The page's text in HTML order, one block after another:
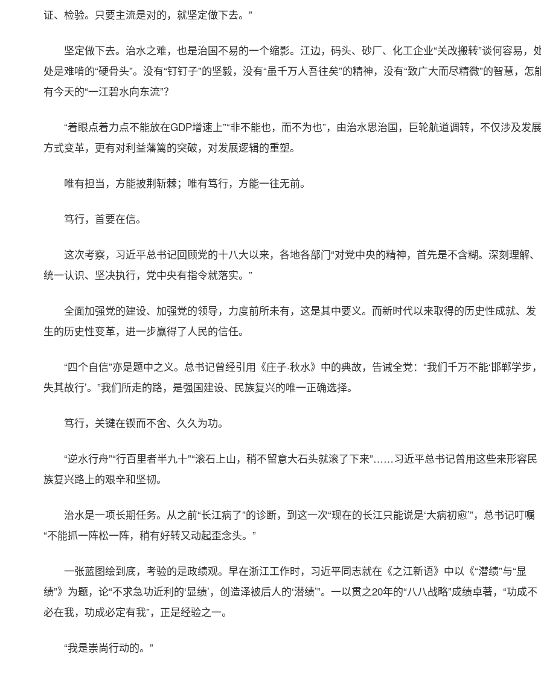
证、检验。只要主流是对的，就坚定做下去。”
坚定做下去。治水之难，也是治国不易的一个缩影。江边，码头、砂厂、化工企业“关改搬转”谈何容易，
处是难啃的“硬骨头”。没有“钉钉子”的坚毅，没有“虽千万人吾往矣”的精神，没有“致广大而尽精微”的智慧，怎
有今天的“一江碧水向东流”？
“着眼点着力点不能放在GDP增速上”“非不能也，而不为也”，由治水思治国，巨轮航道调转，不仅涉及发展
方式变革，更有对利益藩篱的突破，对发展逻辑的重塑。
唯有担当，方能披荆斩棘；唯有笃行，方能一往无前。
笃行，首要在信。
这次考察，习近平总书记回顾党的十八大以来，各地各部门“对党中央的精神，首先是不含糊。深刻理解、
统一认识、坚决执行，党中央有指令就落实。”
全面加强党的建设、加强党的领导，力度前所未有，这是其中要义。而新时代以来取得的历史性成就、发
生的历史性变革，进一步赢得了人民的信任。
“四个自信”亦是题中之义。总书记曾经引用《庄子·秋水》中的典故，告诫全党：“我们千万不能‘邯郸学步，
失其故行’。”我们所走的路，是强国建设、民族复兴的唯一正确选择。
笃行，关键在锲而不舍、久久为功。
“逆水行舟”“行百里者半九十”“滚石上山，稍不留意大石头就滚了下来”……习近平总书记曾用这些来形容民
族复兴路上的艰辛和坚韧。
治水是一项长期任务。从之前“长江病了”的诊断，到这一次“现在的长江只能说是‘大病初愈’”，总书记叮嘱
“不能抓一阵松一阵，稍有好转又动起歪念头。”
一张蓝图绘到底，考验的是政绩观。早在浙江工作时，习近平同志就在《之江新语》中以《“潜绩”与“显
绩”》为题，论“不求急功近利的‘显绩’，创造泽被后人的‘潜绩’”。一以贯之20年的“八八战略”成绩卓著，“功成不
必在我，功成必定有我”，正是经验之一。
“我是崇尚行动的。”